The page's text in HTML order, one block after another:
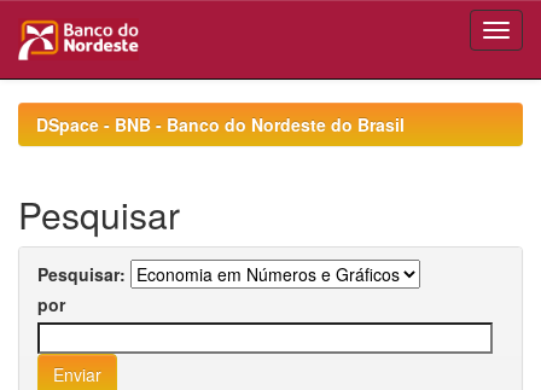
navigationDSpace - BNB - Banco do Nordeste do Brasil
Pesquisar
Pesquisar:
por